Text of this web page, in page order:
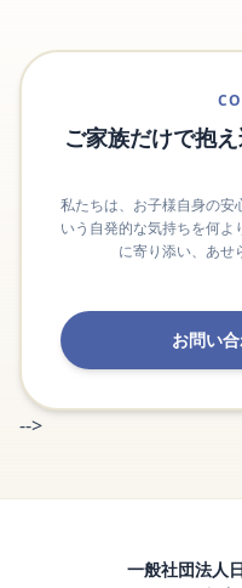
ご家族だけで抱
私たちは、お子様自身の安
いう自発的な気持ちを何
に寄り添い、あせ
お問い
-->
一般社団法人